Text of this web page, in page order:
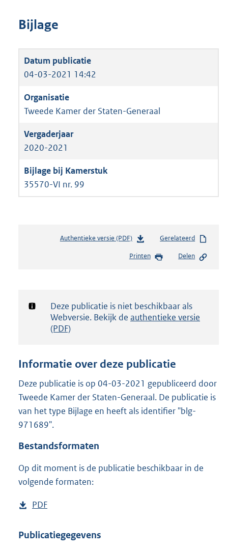
Bijlage
04-03-2021 14:42
Tweede Kamer der Staten-Generaal
2020-2021
35570-VI nr. 99
Authentieke versie (PDF)b
s
d
g
t
e
:
6
Gerelateerd
Printen Delen
Notificatie:
Deze publicatie is niet beschikbaar als
Webversie. Bekijk de authentieke versie
(PDF)
Informatie over deze publicatie
Deze publicatie is op 04-03-2021 gepubliceerd door
Tweede Kamer der Staten-Generaal. De publicatie is
van het type Bijlage en heeft als identifier "blg-
971689".
Bestandsformaten
Op dit moment is de publicatie beschikbaar in de
volgende formaten:
D
w
PDF
s
Publicatiegegevens